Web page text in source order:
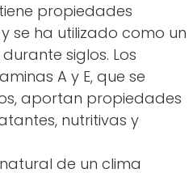
tiene propiedades
se ha utilizado como un
siglos. Los
A y E, que se
aportan propiedades
nutritivas y
de un clima